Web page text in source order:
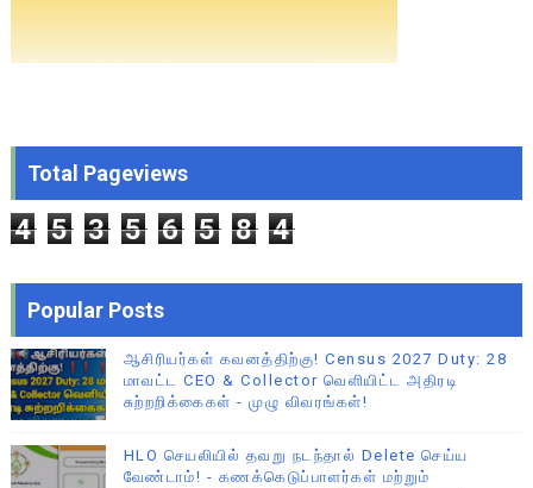
Total Pageviews
4 5 3 5 6 5 8 4
Popular Posts
ஆசிரியர்கள் கவனத்திற்கு! Census 2027 Duty: 28
மாவட்ட CEO & Collector வெளியிட்ட அதிரடி
சுற்றறிக்கைகள் - முழு விவரங்கள்!
HLO செயலியில் தவறு நடந்தால் Delete செய்ய
வேண்டாம்! - கணக்கெடுப்பாளர்கள் மற்றும்